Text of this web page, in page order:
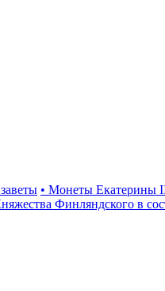
• Монеты Екатерины
Финляндского в